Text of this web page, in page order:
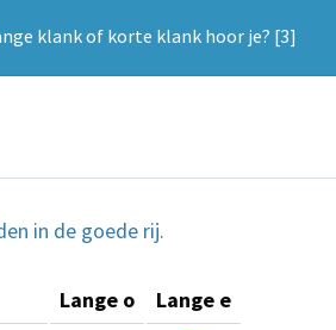
klank of korte klank hoor je? [3]
in de goede rij.
Lange o
Lange e